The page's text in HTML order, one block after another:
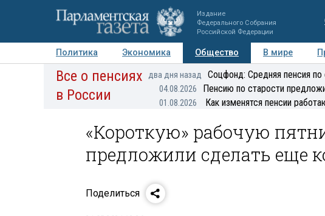
Издание
Федерального Собрания
Российской Федерации
Политика Экономика Общество В мире
Авторы Персоны Мнения Регионы
Все о пенсиях
в России
два дня назад Соцфонд: Средняя пенсия
04.08.2026 Пенсию по старости
01.08.2026 Как изменятся пенсии
«Короткую» рабочую
предложили сделать еще
Поделиться